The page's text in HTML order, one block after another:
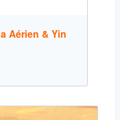
Aérien & Yin